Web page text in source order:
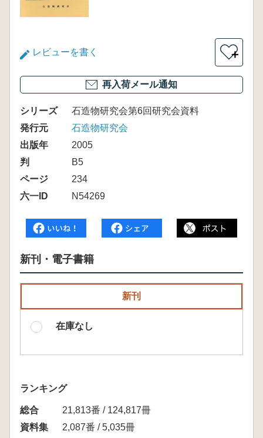
レビューを書く ＋
再入荷メール通知
シリーズ
石造物研究会第6回研究会資料
発行元
石造物研究会
出版年
2005
判
B5
ページ
234
六一ID
N54269
新刊・電子書籍
新刊
在庫なし
ランキング
総合
21,813番 / 124,817冊
資料集
2,087番 / 5,035冊